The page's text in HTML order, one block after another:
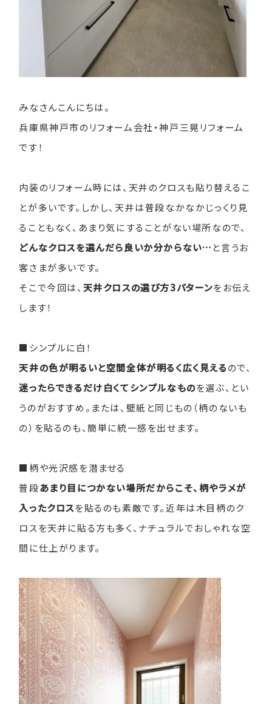
みなさんこんにちは。
兵庫県神戸市のリフォーム会社・神戸三晃リフォーム
です！
内装のリフォーム時には、天井のクロスも貼り替えるこ
とが多いです。しかし、天井は普段なかなかじっくり見
ることもなく、あまり気にすることがない場所なので、
どんなクロスを選んだら良いか分からない… と言うお
客さまが多いです。
そこで今回は、 天井クロスの選び方3パターンをお伝え
します！
■シンプルに白！
天井の色が明るいと空間全体が明るく広く見えるので、
迷ったらできるだけ白くてシンプルなものを選ぶ、とい
うのがおすすめ。または、壁紙と同じもの（柄のないも
の）を貼るのも、簡単に統一感を出せます。
■柄や光沢感を潜ませる
普段あまり目につかない場所だからこそ、柄やラメが
入ったクロスを貼るのも素敵です。近年は木目柄のク
ロスを天井に貼る方も多く、ナチュラルでおしゃれな空
間に仕上がります。